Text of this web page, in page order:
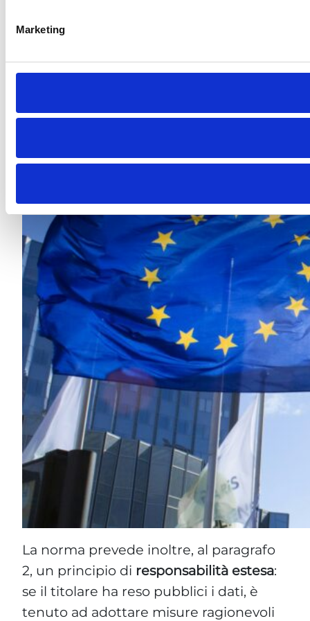
Marketing
illecito, o quando il soggetto esercita
La norma prevede inoltre, al paragrafo
2, un principio di responsabilità estesa:
se il titolare ha reso pubblici i dati, è
tenuto ad adottare misure ragionevoli